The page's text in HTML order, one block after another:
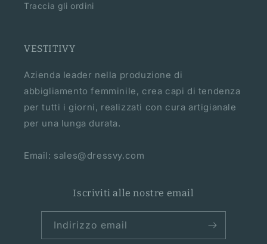
Traccia gli ordini
VESTITIVY
Azienda leader nella produzione di
abbigliamento femminile, crea capi di tendenza
per tutti i giorni, realizzati con cura artigianale
per una lunga durata.
Email: sales@dressvy.com
Iscriviti alle nostre email
Indirizzo email